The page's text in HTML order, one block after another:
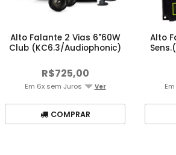
Alto Falante 2 Vias 6"60W
Club (KC6.3/Audiophonic)
R$725,00
Em 6x sem Juros Ver
COMPRAR
Alto